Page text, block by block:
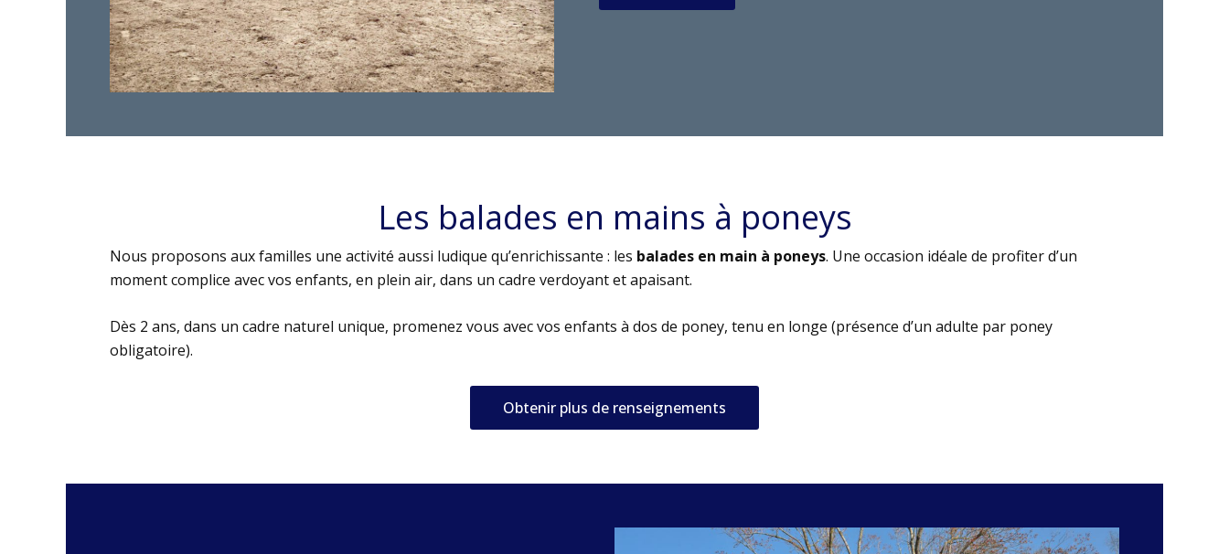
Les balades en mains à poneys
Nous proposons aux familles une activité aussi ludique qu’enrichissante : les balades en main à poneys. Une occasion idéale de profiter d’un
moment complice avec vos enfants, en plein air, dans un cadre verdoyant et apaisant.
Dès 2 ans, dans un cadre naturel unique, promenez vous avec vos enfants à dos de poney, tenu en longe (présence d’un adulte par poney
obligatoire).
Obtenir plus de renseignements